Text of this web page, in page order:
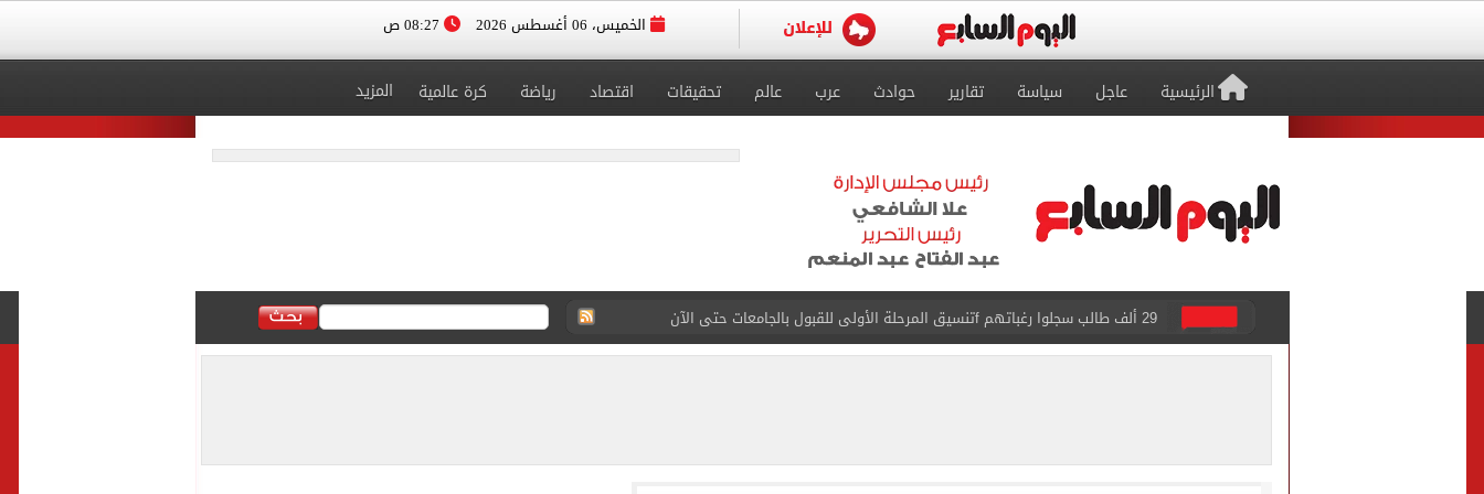
الخميس، 06 أغسطس 2026
الرئيسية عاجل سياسة تقارير حوادث عرب عالم تحقيقات اقتصاد رياضة كرة عالمية المزيد
29 ألف طالب سجلوا رغباتهم fتنسيق المرحلة الأولى للقبول بالجامعات حتى الآن
حفلات U Arena تنطلق مع الهضبة عمرو دياب ضمن «يلا ساحل 2026» بالعلمين الجديدة
«يلا ساحل 2026» يقدم نموذجا جديدا للتسويق السياحى عبر المحتوى التفاعلى